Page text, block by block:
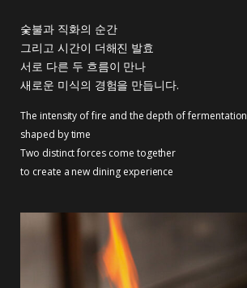
숯불과 직화의 순간
그리고 시간이 더해진 발효
서로 다른 두 흐름이 만나
새로운 미식의 경험을 만듭니다.
The intensity of fire and the depth of fermentation
shaped by time
Two distinct forces come together
to create a new dining experience